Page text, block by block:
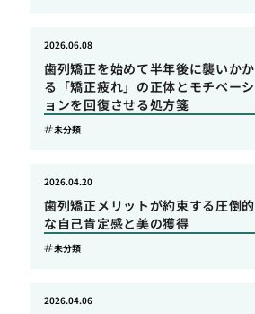
歯列矯正を始めて半年後に襲いかか
る「矯正疲れ」の正体とモチベーシ
ョンを回復させる処方箋
2026.06.08
未分類
歯列矯正メリットが約束する圧倒的
な自己肯定感と美の獲得
2026.04.20
未分類
2026.04.06